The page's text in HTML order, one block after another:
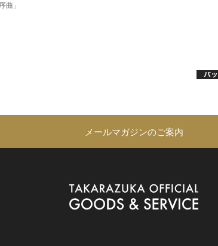
曲」
メールマガジンのご案内